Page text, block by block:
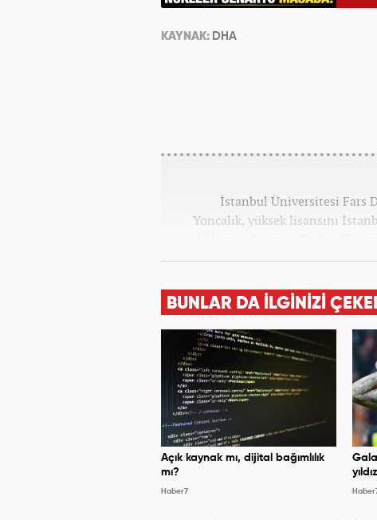
KAYNAK: DHA
İstanbul Üniversitesi Fars
Yoncalık, yüksek lisansını
bölümünde yaptı. Trakya
programına devam eden Fatih
Meslek hayatına AKŞAM
Haber7.com’da
BUNLAR DA İLGİNİZİ
Açık kaynak mı, dijital bağımlılık
mı?
Haber7